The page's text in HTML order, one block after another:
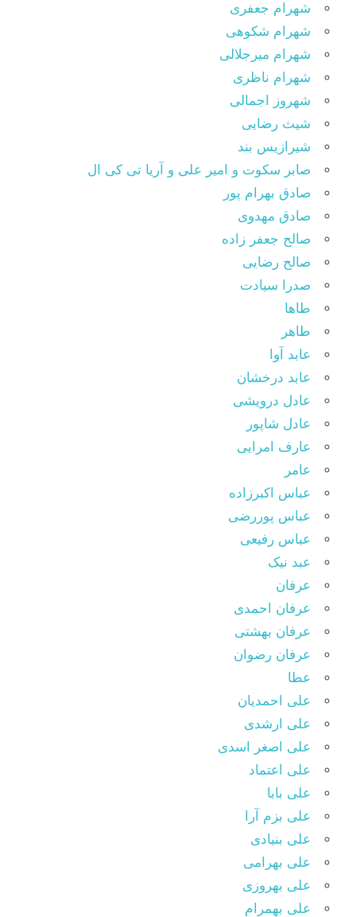
شهرام جعفری
شهرام شکوهی
شهرام میرجلالی
شهرام ناظری
شهروز اجمالی
شیث رضایی
شیرازیس بند
صابر سکوت و امیر علی و آریا تی کی ال
صادق بهرام پور
صادق مهدوی
صالح جعفر زاده
صالح رضایی
صدرا سیادت
طاها
طاهر
عابد آوا
عابد درخشان
عادل درویشی
عادل شاپور
عارف امرایی
عامر
عباس اکبرزاده
عباس پوررضی
عباس رفیعی
عبد نیک
عرفان
عرفان احمدی
عرفان بهشتی
عرفان رضوان
عطا
علی احمدیان
علی ارشدی
علی اصغر اسدی
علی اعتماد
علی بابا
علی بزم آرا
علی بنیادی
علی بهرامی
علی بهروزی
علی بهمرام